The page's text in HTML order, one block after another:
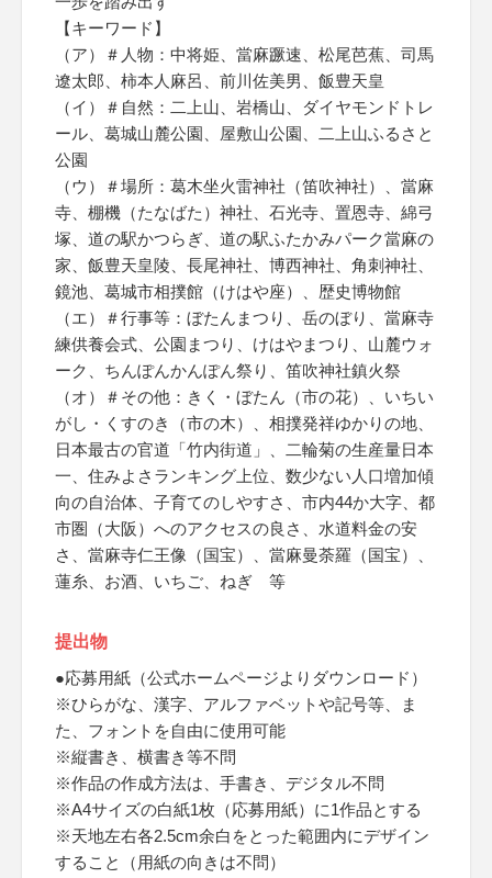
【キーワード】
（ア）＃人物：中将姫、當麻蹶速、松尾芭蕉、司馬
遼太郎、柿本人麻呂、前川佐美男、飯豊天皇
（イ）＃自然：二上山、岩橋山、ダイヤモンドトレ
ール、葛城山麓公園、屋敷山公園、二上山ふるさと
公園
（ウ）＃場所：葛木坐火雷神社（笛吹神社）、當麻
寺、棚機（たなばた）神社、石光寺、置恩寺、綿弓
塚、道の駅かつらぎ、道の駅ふたかみパーク當麻の
家、飯豊天皇陵、長尾神社、博西神社、角刺神社、
鏡池、葛城市相撲館（けはや座）、歴史博物館
（エ）＃行事等：ぼたんまつり、岳のぼり、當麻寺
練供養会式、公園まつり、けはやまつり、山麓ウォ
ーク、ちんぽんかんぽん祭り、笛吹神社鎮火祭
（オ）＃その他：きく・ぼたん（市の花）、いちい
がし・くすのき（市の木）、相撲発祥ゆかりの地、
日本最古の官道「竹内街道」、二輪菊の生産量日本
一、住みよさランキング上位、数少ない人口増加傾
向の自治体、子育てのしやすさ、市内44か大字、都
市圏（大阪）へのアクセスの良さ、水道料金の安
さ、當麻寺仁王像（国宝）、當麻曼荼羅（国宝）、
蓮糸、お酒、いちご、ねぎ 等
提出物
●応募用紙（公式ホームページよりダウンロード）
※ひらがな、漢字、アルファベットや記号等、ま
た、フォントを自由に使用可能
※縦書き、横書き等不問
※作品の作成方法は、手書き、デジタル不問
※A4サイズの白紙1枚（応募用紙）に1作品とする
※天地左右各2.5cm余白をとった範囲内にデザイン
すること（用紙の向きは不問）